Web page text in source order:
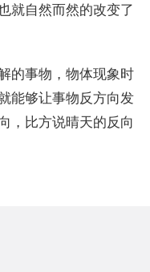
就自然而然的改变了
的事物，物体现象时
能够让事物反方向发
，比方说晴天的反向